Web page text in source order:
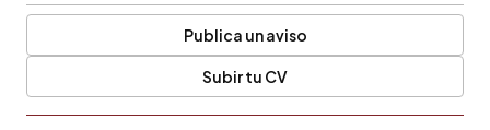
Publica un aviso
Subir tu CV